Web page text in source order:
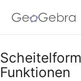
Google
Funktionen